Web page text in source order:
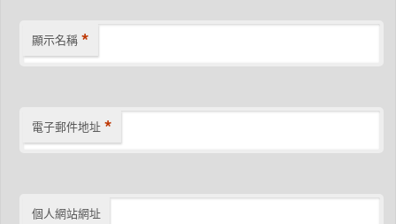
顯示名稱 *
電子郵件地址 *
個人網站網址